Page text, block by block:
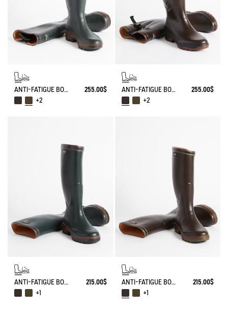
ANTI-FATIGUE BOOT PARCOURS 2.0 ADJUSTABLE
255.00$
+2
ANTI-FATIGUE BOOT PARCOURS 2.0 ADJUSTABLE
255.00$
+2
ANTI-FATIGUE BOOT PARCOURS 2.0
215.00$
+1
ANTI-FATIGUE BOOT PARCOURS 2.0
215.00$
+1